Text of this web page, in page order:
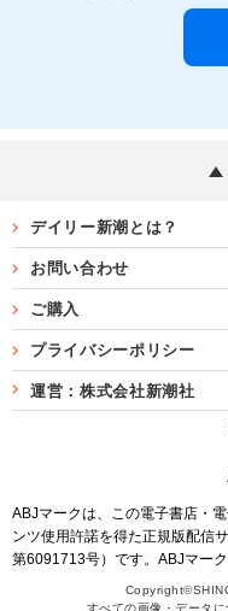
デイリー新潮とは？
お問い合わせ
ご購入
プライバシーポリシー
運営：株式会社新潮社
ABJマークは、この電子書店・
ンツ使用許諾を得た正規版配信
第6091713号）です。ABJマー
すべての画像・データ